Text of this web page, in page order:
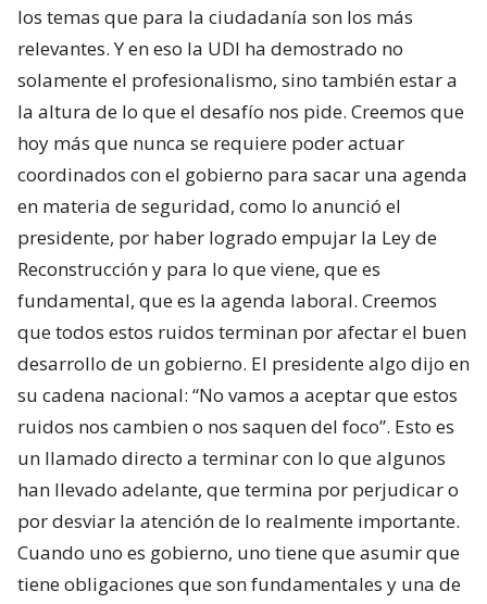
los temas que para la ciudadanía son los más
relevantes. Y en eso la UDI ha demostrado no
solamente el profesionalismo, sino también estar a
la altura de lo que el desafío nos pide. Creemos que
hoy más que nunca se requiere poder actuar
coordinados con el gobierno para sacar una agenda
en materia de seguridad, como lo anunció el
presidente, por haber logrado empujar la Ley de
Reconstrucción y para lo que viene, que es
fundamental, que es la agenda laboral. Creemos
que todos estos ruidos terminan por afectar el buen
desarrollo de un gobierno. El presidente algo dijo en
su cadena nacional: “No vamos a aceptar que estos
ruidos nos cambien o nos saquen del foco”. Esto es
un llamado directo a terminar con lo que algunos
han llevado adelante, que termina por perjudicar o
por desviar la atención de lo realmente importante.
Cuando uno es gobierno, uno tiene que asumir que
tiene obligaciones que son fundamentales y una de